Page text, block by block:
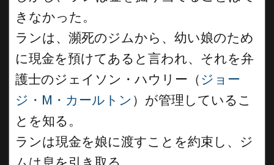
きなかった。
ランは、瀕死のジムから、幼い娘のため
に現金を預けてあると言われ、それを弁
護士のジェイソン・ハウリー（ ジョー
ジ・M・カールトン ）が管理しているこ
とを知る。
ランは現金を娘に渡すことを約束し、ジ